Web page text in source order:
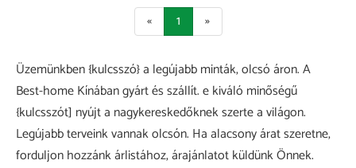
« 1 »
Üzemünkben {kulcsszó} a legújabb minták, olcsó áron. A
Best-home Kínában gyárt és szállít. e kiváló minőségű
{kulcsszót] nyújt a nagykereskedőknek szerte a világon.
Legújabb terveink vannak olcsón. Ha alacsony árat szeretne,
forduljon hozzánk árlistához, árajánlatot küldünk Önnek.